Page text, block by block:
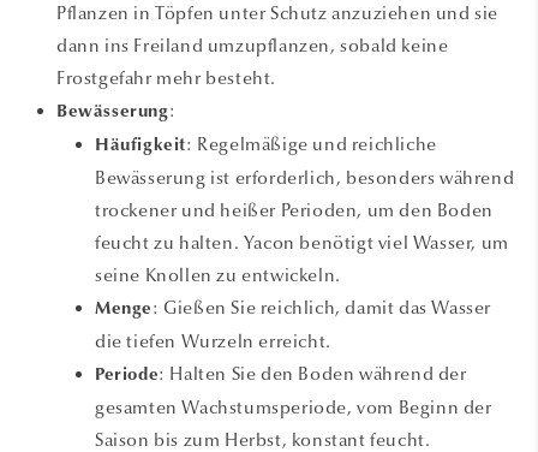
Pflanzen in Töpfen unter Schutz anzuziehen und sie
dann ins Freiland umzupflanzen, sobald keine
Frostgefahr mehr besteht.
Bewässerung:
Häufigkeit: Regelmäßige und reichliche
Bewässerung ist erforderlich, besonders während
trockener und heißer Perioden, um den Boden
feucht zu halten. Yacon benötigt viel Wasser, um
seine Knollen zu entwickeln.
Menge : Gießen Sie reichlich, damit das Wasser
die tiefen Wurzeln erreicht.
Periode: Halten Sie den Boden während der
gesamten Wachstumsperiode, vom Beginn der
Saison bis zum Herbst, konstant feucht.